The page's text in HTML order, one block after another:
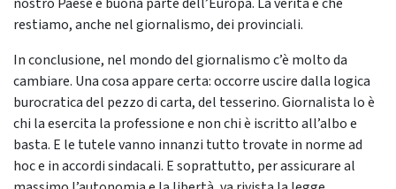
restiamo, anche nel giornalismo, dei provinciali.
In conclusione, nel mondo del giornalismo c’è molto da
cambiare. Una cosa appare certa: occorre uscire dalla logica
burocratica del pezzo di carta, del tesserino. Giornalista lo è
chi la esercita la professione e non chi è iscritto all’albo e
basta. E le tutele vanno innanzi tutto trovate in norme ad
hoc e in accordi sindacali. E soprattutto, per assicurare al